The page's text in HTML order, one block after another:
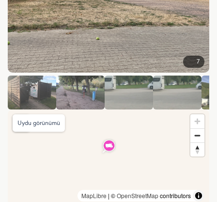
7
MapLibre | ©OpenStreetMapcontributors
Uydu görünümü